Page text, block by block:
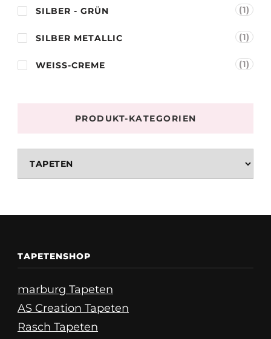
SILBER - GRÜN (1)
SILBER METALLIC (1)
WEISS-CREME (1)
PRODUKT-KATEGORIEN
TAPETENSHOP
marburg Tapeten
AS Creation Tapeten
Rasch Tapeten